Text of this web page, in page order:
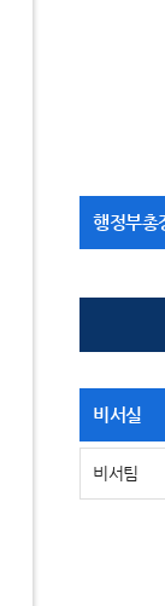
행정부총
비서실
비서팀